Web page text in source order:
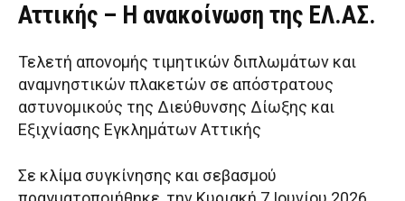
Αττικής – Η ανακοίνωση της ΕΛ.ΑΣ.
Τελετή απονομής τιμητικών διπλωμάτων και
αναμνηστικών πλακετών σε απόστρατους
αστυνομικούς της Διεύθυνσης Δίωξης και
Εξιχνίασης Εγκλημάτων Αττικής
Σε κλίμα συγκίνησης και σεβασμού